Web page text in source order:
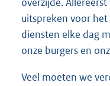
uitspreken voor
diensten elke dag
onze burgers en
Veel moeten we